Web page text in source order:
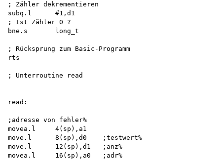
; Zähler dekrementieren
subq.l      #1,d1
; Ist Zähler 0 ?
bne.s       long_t
; Rücksprung zum Basic-Programm
rts
; Unterroutine read
read:
;adresse von fehler%
movea.l     4(sp),a1
move.l      8(sp),d0    ;testwert%
move.l      12(sp),d1   ;anz%
movea.l     16(sp),a0   ;adr%